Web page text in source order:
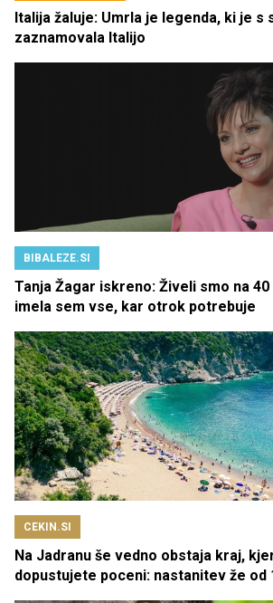
Italija žaluje: Umrla je legenda, ki je s
zaznamovala Italijo
BIBALEZE.SI
Tanja Žagar iskreno: Živeli smo na
imela sem vse, kar otrok potrebuje
CEKIN.SI
Na Jadranu še vedno obstaja kraj,
dopustujete poceni: nastanitev že od